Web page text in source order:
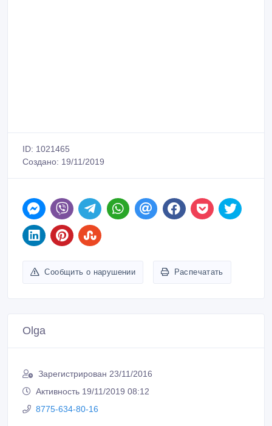
ID: 1021465
Создано: 19/11/2019
Сообщить о нарушении Распечатать
Olga
Зарегистрирован 23/11/2016
Активность 19/11/2019 08:12
8775-634-80-16